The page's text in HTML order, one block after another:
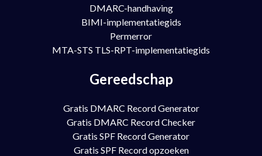
DMARC-handhaving
BIMI-implementatiegids
Permerror
MTA-STS TLS-RPT-implementatiegids
Gereedschap
Gratis DMARC Record Generator
Gratis DMARC Record Checker
Gratis SPF Record Generator
Gratis SPF Record opzoeken